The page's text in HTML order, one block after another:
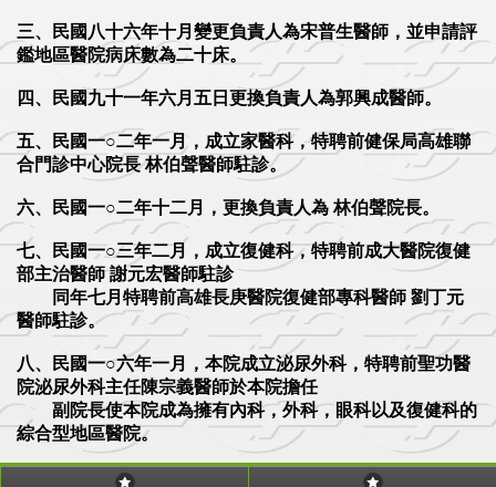
三、民國八十六年十月變更負責人為宋普生醫師，並申請評
鑑地區醫院病床數為二十床。
四、民國九十一年六月五日更換負責人為郭興成醫師。
五、民國一○二年一月，成立家醫科，特聘前健保局高雄聯
合門診中心院長 林伯聲醫師駐診。
六、民國一○二年十二月，更換負責人為 林伯聲院長。
七、民國一○三年二月，成立復健科，特聘前成大醫院復健
部主治醫師 謝元宏醫師駐診
同年七月特聘前高雄長庚醫院復健部專科醫師 劉丁元
醫師駐診。
八、民國一○六年一月，本院成立泌尿外科，特聘前聖功醫
院泌尿外科主任陳宗義醫師於本院擔任
副院長使本院成為擁有內科，外科，眼科以及復健科的
綜合型地區醫院。